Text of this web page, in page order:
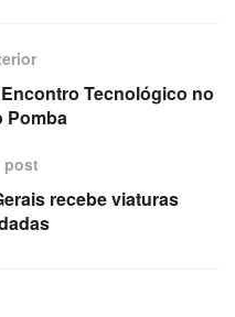
Tecnológico no
Pomba
post
recebe viaturas